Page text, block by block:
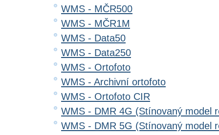
WMS - MČR500
WMS - MČR1M
WMS - Data50
WMS - Data250
WMS - Ortofoto
WMS - Archivní ortofoto
WMS - Ortofoto CIR
WMS - DMR 4G (Stínovaný model
WMS - DMR 5G (Stínovaný model